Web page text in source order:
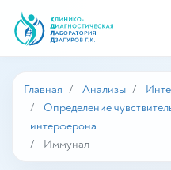
Главная Анализы
Определение
интерферона
Иммунал